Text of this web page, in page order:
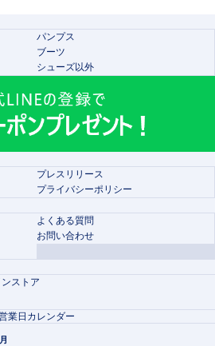
パンプス
ブーツ
シューズ以外
プレスリリース
プライバシーポリシー
よくある質問
お問い合わせ
ストア
業日カレンダー